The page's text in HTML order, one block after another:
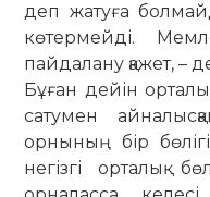
деп жатуға
көтермейді.
пайдалану қажет, –
Бұған дейін
сатумен
орнының бір
негізгі орталық